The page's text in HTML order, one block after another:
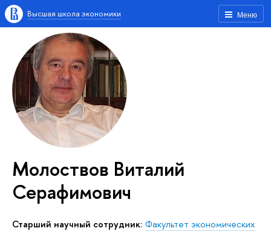
Меню
Высшая школа экономики
Молоствов Виталий
Серафимович
Старший научный сотрудник: Факультет экономических